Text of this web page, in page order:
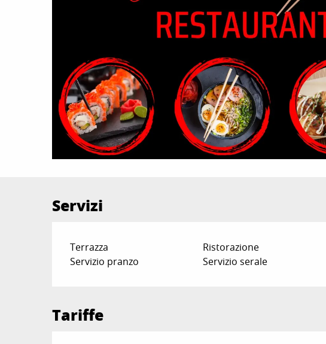
Servizi
Terrazza Ristorazione
Servizio pranzo
Servizio serale
Tariffe